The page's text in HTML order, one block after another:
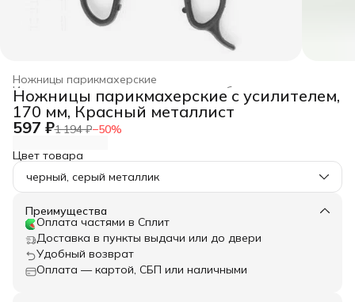
Ножницы парикмахерские
Инструменты для макияжа, маникюра, бани и солярия ›
Красота и гигиена ›
Главная ›
Ножницы парикмахерские с усилителем,
170 мм, Красный металлист
597 ₽1 194 ₽−50%
Цвет товара
черный, серый металлик
Преимущества
Оплата частями в Сплит
Доставка в пункты выдачи или до двери
Удобный возврат
Оплата — картой, СБП или наличными